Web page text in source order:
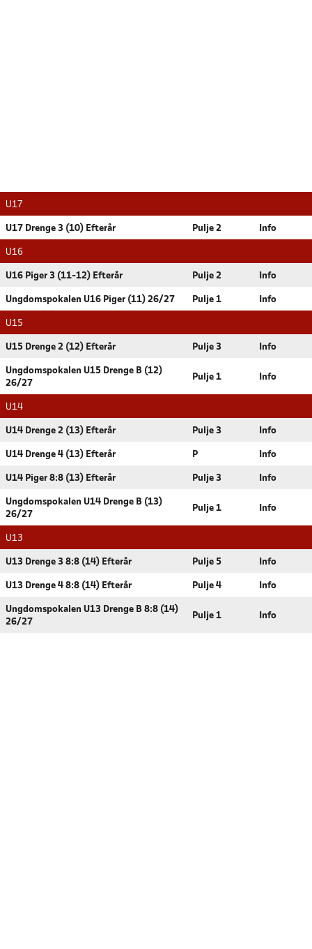
U17
U17 Drenge 3 (10) Efterår Pulje 2 Info
U16
U16 Piger 3 (11-12) Efterår Pulje 2 Info
Ungdomspokalen U16 Piger (11) 26/27 Pulje 1 Info
U15
U15 Drenge 2 (12) Efterår Pulje 3 Info
Ungdomspokalen U15 Drenge B (12)
26/27
Pulje 1 Info
U14
U14 Drenge 2 (13) Efterår Pulje 3 Info
U14 Drenge 4 (13) Efterår P Info
U14 Piger 8:8 (13) Efterår Pulje 3 Info
Ungdomspokalen U14 Drenge B (13)
26/27
Pulje 1 Info
U13
U13 Drenge 3 8:8 (14) Efterår Pulje 5 Info
U13 Drenge 4 8:8 (14) Efterår Pulje 4 Info
Ungdomspokalen U13 Drenge B 8:8 (14)
26/27
Pulje 1 Info